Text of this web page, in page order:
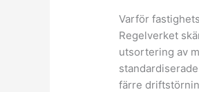
Varför
Regelverket
utsortering av
färre